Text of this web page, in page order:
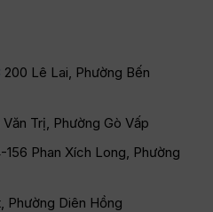
200 Lê Lai, Phường Bến
Văn Trị, Phường Gò Vấp
156 Phan Xích Long, Phường
Phường Diên Hồng